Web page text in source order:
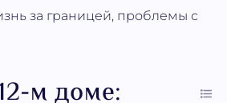
за границей, проблемы с
м доме: